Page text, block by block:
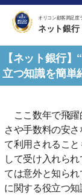
オリコン顧客満足度
ネット銀行
【ネット銀行
立つ知識を簡単
ここ数年で飛躍
さや手数料の安
て利用されるこ
して受け入れら
ては意外と知ら
に関する役立つ知